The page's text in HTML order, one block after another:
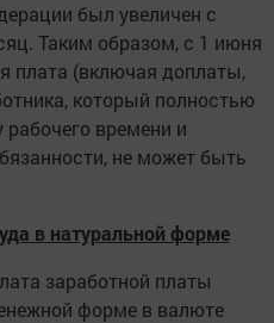
был увеличен с
Таким образом, с 1 июня
плата (включая доплаты,
который полностью
времени и
не может быть
в натуральной форме
заработной платы
форме в валюте